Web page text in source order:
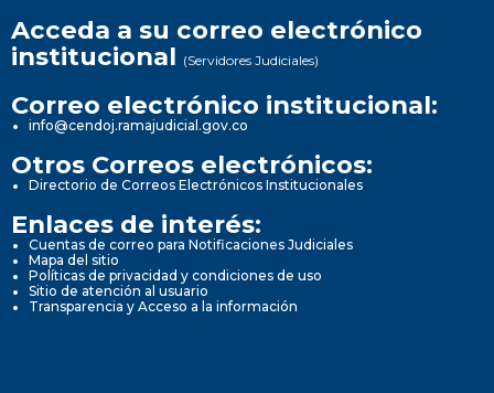
Acceda a su correo electrónico
institucional (Servidores Judiciales)
Correo electrónico institucional:
info@cendoj.ramajudicial.gov.co
Otros Correos electrónicos:
Directorio de Correos Electrónicos Institucionales
Enlaces de interés:
Cuentas de correo para Notificaciones Judiciales
Mapa del sitio
Políticas de privacidad y condiciones de uso
Sitio de atención al usuario
Transparencia y Acceso a la información